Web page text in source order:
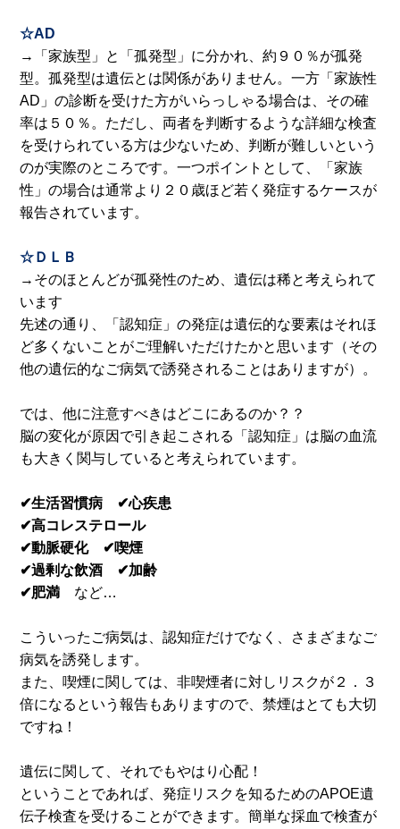
☆AD
→「家族型」と「孤発型」に分かれ、約９０％が孤発
型。孤発型は遺伝とは関係がありません。一方「家族性
AD」の診断を受けた方がいらっしゃる場合は、その確
率は５０％。ただし、両者を判断するような詳細な検査
を受けられている方は少ないため、判断が難しいという
のが実際のところです。一つポイントとして、「家族
性」の場合は通常より２０歳ほど若く発症するケースが
報告されています。
☆ＤＬＢ
→そのほとんどが孤発性のため、遺伝は稀と考えられて
います
先述の通り、「認知症」の発症は遺伝的な要素はそれほ
ど多くないことがご理解いただけたかと思います（その
他の遺伝的なご病気で誘発されることはありますが）。
では、他に注意すべきはどこにあるのか？？
脳の変化が原因で引き起こされる「認知症」は脳の血流
も大きく関与していると考えられています。
✔︎生活習慣病 ✔︎心疾患
✔︎高コレステロール
✔︎動脈硬化 ✔︎喫煙
✔︎過剰な飲酒 ✔︎加齢
✔︎肥満 など…
こういったご病気は、認知症だけでなく、さまざまなご
病気を誘発します。
また、喫煙に関しては、非喫煙者に対しリスクが２．３
倍になるという報告もありますので、禁煙はとても大切
ですね！
遺伝に関して、それでもやはり心配！
ということであれば、発症リスクを知るためのAPOE遺
伝子検査を受けることができます。簡単な採血で検査が